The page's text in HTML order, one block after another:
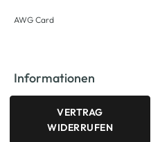
AWG Card
Informationen
VERTRAG
WIDERRUFEN